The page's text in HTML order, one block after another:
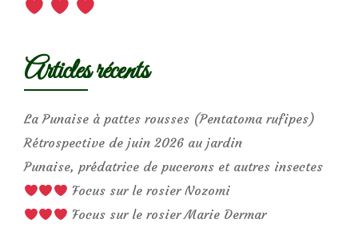
Articles récents
La Punaise à pattes rousses (Pentatoma rufipes)
Rétrospective de juin 2026 au jardin
Punaise, prédatrice de pucerons et autres insectes
Focus sur le rosier Nozomi
Focus sur le rosier Marie Dermar